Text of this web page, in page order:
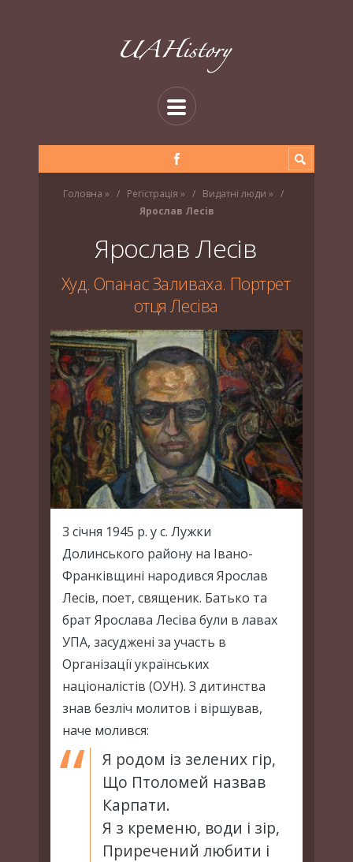
Головна » Регістрація » Видатні люди »
Ярослав Лесів
Ярослав Лесів
Худ. Опанас Заливаха. Портрет
отця Лесіва
3 січня 1945 р. у с. Лужки
Долинського району на Івано-
Франківщині народився Ярослав
Лесів, поет, священик. Батько та
брат Ярослава Лесіва були в лавах
УПА, засуджені за участь в
Організації українських
націоналістів (ОУН). З дитинства
знав безліч молитов і віршував,
наче молився:
Я родом із зелених гір,
Що Птоломей назвав
Карпати.
Я з кременю, води і зір,
Приречений любити і